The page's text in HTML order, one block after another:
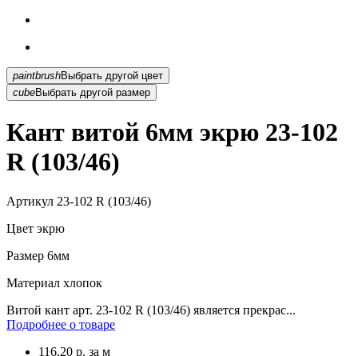
paintbrush
Выбрать другой цвет
cubeВыбрать другой размер
Кант витой 6мм экрю 23-102
R (103/46)
Артикул 23-102 R (103/46)
Цвет экрю
Размер 6мм
Материал хлопок
Витой кант арт. 23-102 R (103/46) является прекрас...
Подробнее о товаре
116.20 р. за м